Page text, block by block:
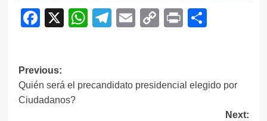
Facebook
X WhatsApp
Telegram
EmailCopy
Print
Navegación
de
Previous:
Quién será el precandidato presidencial elegido por
Ciudadanos?
Next: